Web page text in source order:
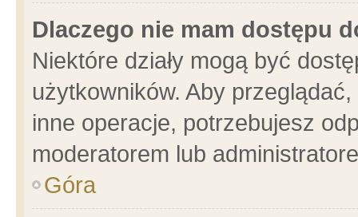
Dlaczego nie mam dostępu
Niektóre działy mogą być
użytkowników. Aby
inne operacje, potrzebujesz
moderatorem lub
Góra